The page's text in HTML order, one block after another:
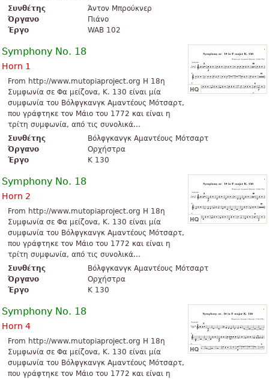
Συνθέτης
Άντον Μπρούκνερ
Όργανο
Πιάνο
Έργο
WAB 102
Symphony No. 18
Horn 1
From http://www.mutopiaproject.org Η 18η
Συμφωνία σε Φα μείζονα, K. 130 είναι μία
συμφωνία του Βόλφγκανγκ Αμαντέους Μότσαρτ,
που γράφτηκε τον Μάιο του 1772 και είναι η
τρίτη συμφωνία, από τις συνολικά...
Συνθέτης
Βόλφγκανγκ Αμαντέους Μότσαρτ
Όργανο
Ορχήστρα
Έργο
K 130
Symphony No. 18
Horn 2
From http://www.mutopiaproject.org Η 18η
Συμφωνία σε Φα μείζονα, K. 130 είναι μία
συμφωνία του Βόλφγκανγκ Αμαντέους Μότσαρτ,
που γράφτηκε τον Μάιο του 1772 και είναι η
τρίτη συμφωνία, από τις συνολικά...
Συνθέτης
Βόλφγκανγκ Αμαντέους Μότσαρτ
Όργανο
Ορχήστρα
Έργο
K 130
Symphony No. 18
Horn 4
From http://www.mutopiaproject.org Η 18η
Συμφωνία σε Φα μείζονα, K. 130 είναι μία
συμφωνία του Βόλφγκανγκ Αμαντέους Μότσαρτ,
που γράφτηκε τον Μάιο του 1772 και είναι η